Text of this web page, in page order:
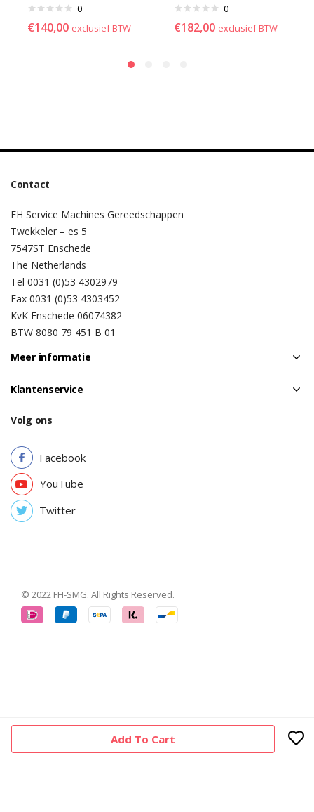
Add To Cart
0
€140,00 exclusief BTW
0
€182,00 exclusief BTW
Contact
FH Service Machines Gereedschappen
Twekkeler – es 5
7547ST Enschede
The Netherlands
Tel 0031 (0)53 4302979
Fax 0031 (0)53 4303452
KvK Enschede 06074382
BTW 8080 79 451 B 01
Meer informatie
Klantenservice
Volg ons
Facebook
YouTube
Twitter
© 2022 FH-SMG. All Rights Reserved.